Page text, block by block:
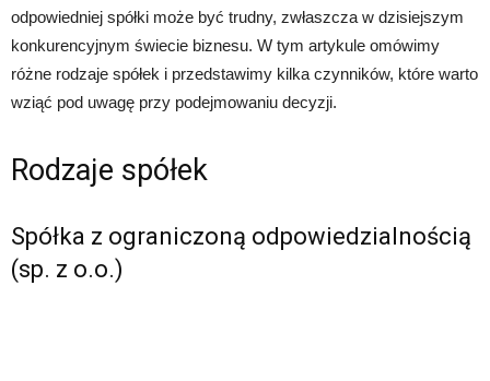
odpowiedniej spółki może być trudny, zwłaszcza w dzisiejszym
konkurencyjnym świecie biznesu. W tym artykule omówimy
różne rodzaje spółek i przedstawimy kilka czynników, które warto
wziąć pod uwagę przy podejmowaniu decyzji.
Rodzaje spółek
Spółka z ograniczoną odpowiedzialnością
(sp. z o.o.)